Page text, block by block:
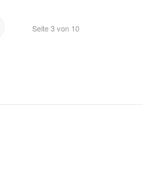
Seite 3 von 10